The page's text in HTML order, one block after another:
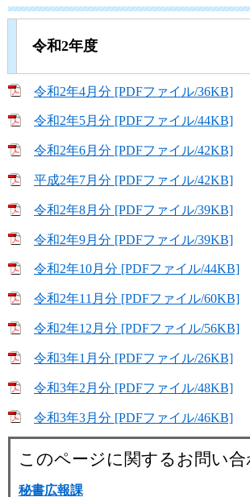
令和2年度
令和2年4月分 [PDFファイル/36KB]
令和2年5月分 [PDFファイル/44KB]
令和2年6月分 [PDFファイル/42KB]
平成2年7月分 [PDFファイル/42KB]
令和2年8月分 [PDFファイル/39KB]
令和2年9月分 [PDFファイル/39KB]
令和2年10月分 [PDFファイル/44KB]
令和2年11月分 [PDFファイル/60KB]
令和2年12月分 [PDFファイル/56KB]
令和3年1月分 [PDFファイル/26KB]
令和3年2月分 [PDFファイル/48KB]
令和3年3月分 [PDFファイル/46KB]
このページに関するお問い
秘書広報課